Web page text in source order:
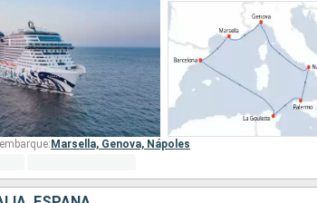
Marsella, Genova, Nápoles